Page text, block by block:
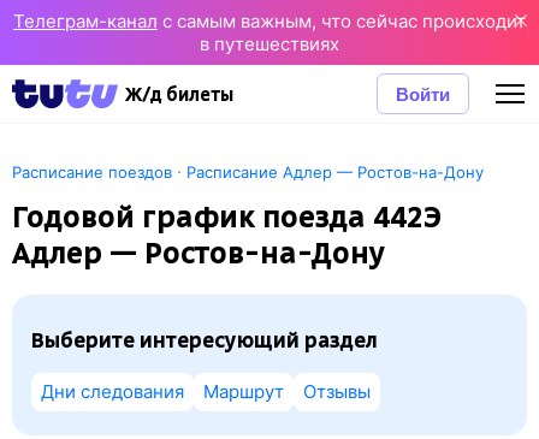
Телеграм-канал с самым важным, что сейчас происходит
в путешествиях
Ж/д билеты Войти
Расписание поездов · Расписание Адлер — Ростов-на-Дону
Годовой график поезда 442Э
Адлер — Ростов-на-Дону
Выберите интересующий раздел
Дни следования Маршрут Отзывы